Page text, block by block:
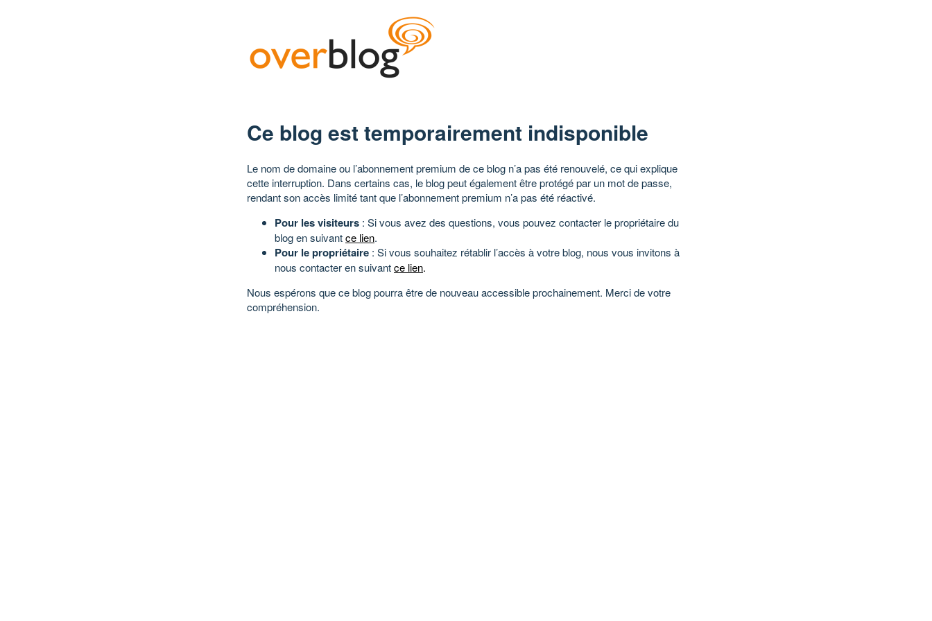
Ce blog est temporairement indisponible
Le nom de domaine ou l’abonnement premium de ce blog n’a pas été renouvelé, ce qui explique
cette interruption. Dans certains cas, le blog peut également être protégé par un mot de passe,
rendant son accès limité tant que l’abonnement premium n’a pas été réactivé.
Pour les visiteurs : Si vous avez des questions, vous pouvez contacter le propriétaire du
blog en suivantce lien.
Pour le propriétaire : Si vous souhaitez rétablir l’accès à votre blog, nous vous invitons à
nous contacter en suivantce lien.
Nous espérons que ce blog pourra être de nouveau accessible prochainement. Merci de votre
compréhension.